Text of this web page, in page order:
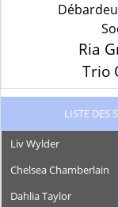
Ria
Trio
LISTE DES
Liv Wylder
Chelsea Chamberlain
Dahlia Taylor